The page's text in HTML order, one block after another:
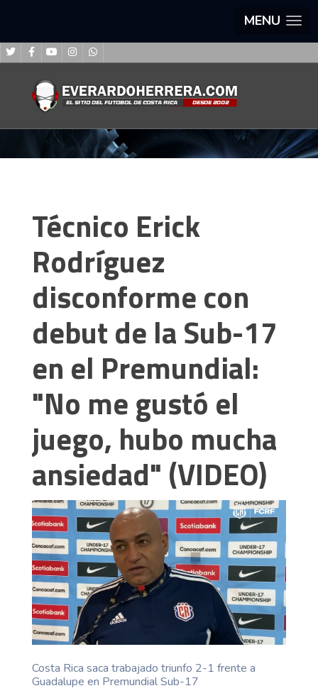
MENU
Técnico Erick
Rodríguez
disconforme con
debut de la Sub-17
en el Premundial:
"No me gustó el
juego, hubo mucha
ansiedad" (VIDEO)
Costa Rica saca trabajado triunfo 2-1 frente a
Guadalupe en Premundial Sub-17